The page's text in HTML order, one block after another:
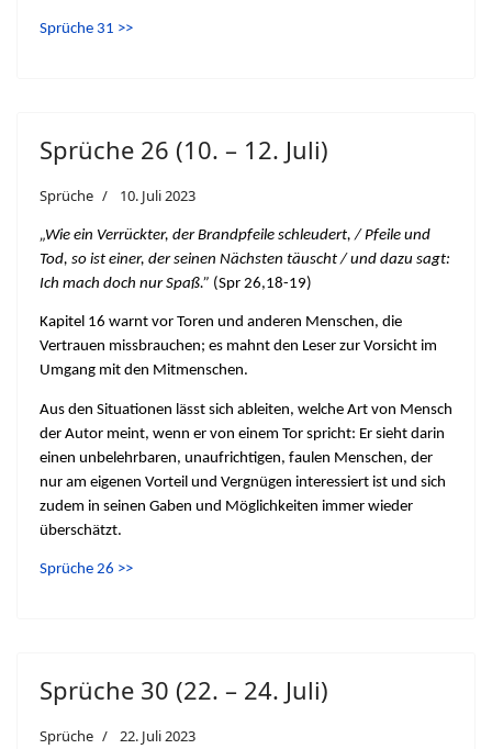
Sprüche 31 >>
Sprüche 26 (10. – 12. Juli)
Sprüche 10. Juli 2023
„Wie ein Verrückter, der Brandpfeile schleudert, / Pfeile und
Tod, so ist einer, der seinen Nächsten täuscht / und dazu sagt:
Ich mach doch nur Spaß.” (Spr 26,18-19)
Kapitel 16 warnt vor Toren und anderen Menschen, die
Vertrauen missbrauchen; es mahnt den Leser zur Vorsicht im
Umgang mit den Mitmenschen.
Aus den Situationen lässt sich ableiten, welche Art von Mensch
der Autor meint, wenn er von einem Tor spricht: Er sieht darin
einen unbelehrbaren, unaufrichtigen, faulen Menschen, der
nur am eigenen Vorteil und Vergnügen interessiert ist und sich
zudem in seinen Gaben und Möglichkeiten immer wieder
überschätzt.
Sprüche 26 >>
Sprüche 30 (22. – 24. Juli)
Sprüche 22. Juli 2023